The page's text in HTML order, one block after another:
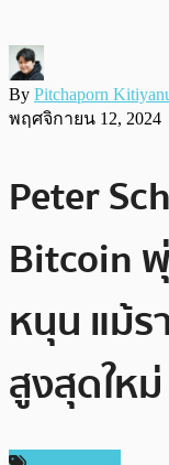
By Pitchaporn
พฤศจิกายน 12, 2024
Peter
Bitcoin
หนุน แม้ร
สูงสุดใหม่